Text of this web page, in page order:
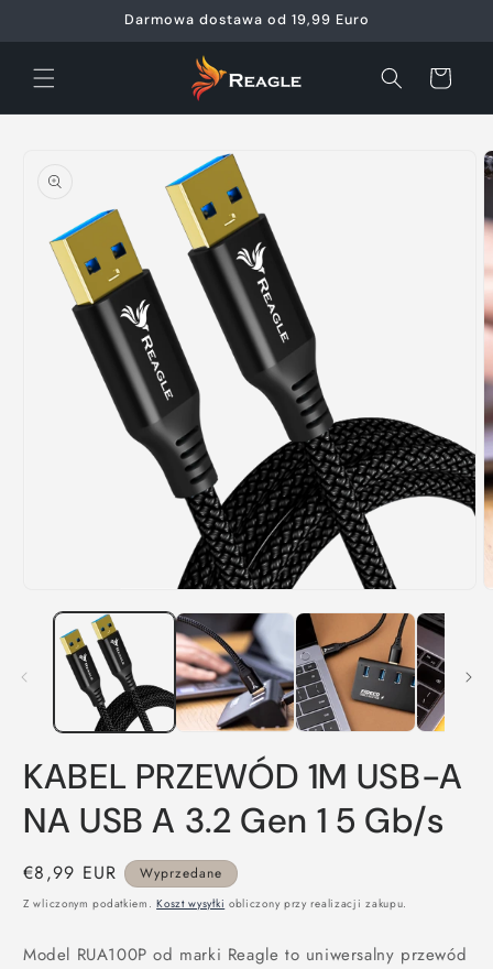
treści
Darmowa dostawa od 19,99 Euro
Koszyk
Pomiń,
informacji
produkcie
multimedia
modalnym
KABEL PRZEWÓD 1M USB-A
NA USB A 3.2 Gen 1 5 Gb/s
Cena
regularna
€8,99 EUR Wyprzedane
Z wliczonym podatkiem.Koszt wysyłki obliczony przy realizacji zakupu.
Model RUA100P od marki Reagle to uniwersalny przewód